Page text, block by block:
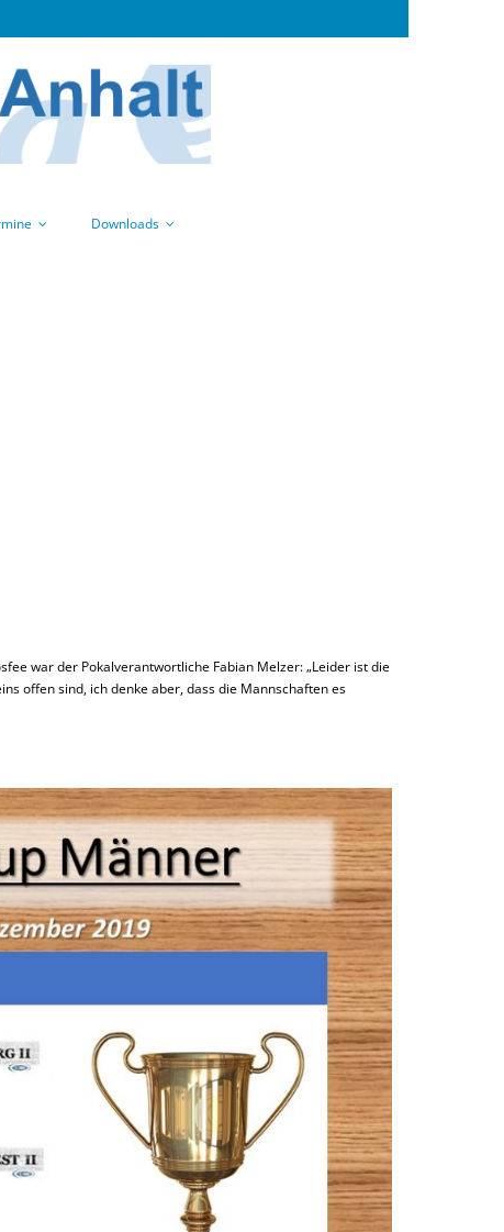
Downloads
war der Pokalverantwortliche Fabian Melzer: „Leider ist die
offen sind, ich denke aber, dass die Mannschaften es